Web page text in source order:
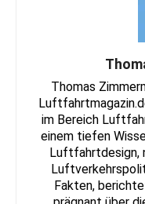
Thomas
im Bereich
einem tiefen
Luftfahrtdesign,
Fakten,